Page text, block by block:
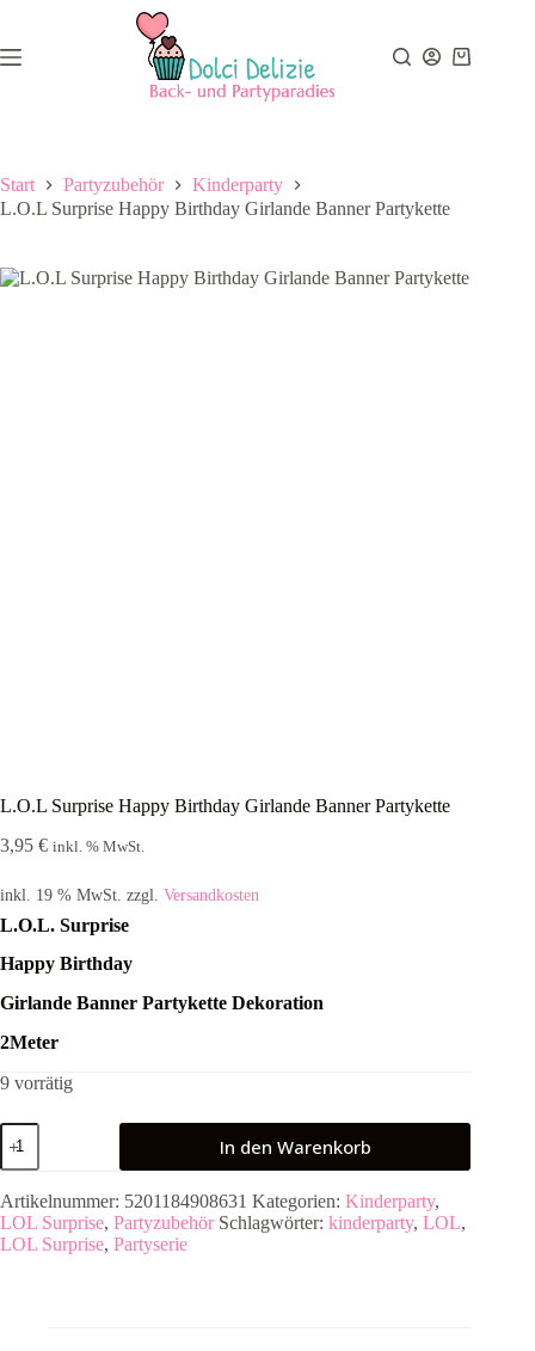
springen
Warenkorb
Start Partyzubehör
Kinderparty
L.O.L Surprise Happy Birthday Girlande Banner Partykette
L.O.L Surprise Happy Birthday Girlande Banner Partykette
3,95 € inkl. % MwSt.
inkl. 19 % MwSt. zzgl. Versandkosten
L.O.L. Surprise
Happy Birthday
Girlande Banner Partykette Dekoration
2Meter
9 vorrätig
L.O.L
Surprise
Happy
Birthday
Girlande
Banner
Partykette
In den Warenkorb
Artikelnummer: 5201184908631 Kategorien: Kinderparty,
LOL Surprise, Partyzubehör Schlagwörter: kinderparty, LOL,
LOL Surprise, Partyserie